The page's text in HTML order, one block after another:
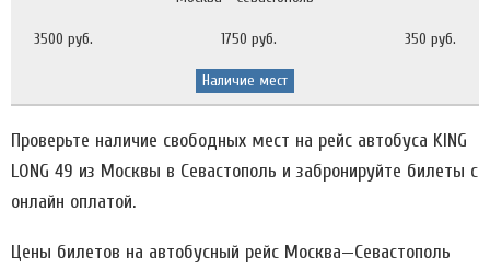
3500 руб. 1750 руб. 350 руб.
Наличие мест
Проверьте наличие свободных мест на рейс автобуса KING
LONG 49 из Москвы в Севастополь и забронируйте билеты с
онлайн оплатой.
Цены билетов на автобусный рейс Москва—Севастополь